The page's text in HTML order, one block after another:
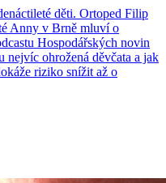
děti. Ortoped Filip
Anny v Brně mluví o
Hospodářských novin
nejvíc ohrožená děvčata a jak
riziko snížit až o